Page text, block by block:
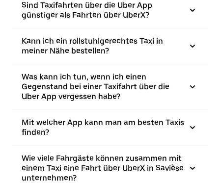
Sind Taxifahrten über die Uber App
günstiger als Fahrten über UberX?
Kann ich ein rollstuhlgerechtes Taxi in
meiner Nähe bestellen?
Was kann ich tun, wenn ich einen
Gegenstand bei einer Taxifahrt über die
Uber App vergessen habe?
Mit welcher App kann man am besten Taxis
finden?
Wie viele Fahrgäste können zusammen mit
einem Taxi eine Fahrt über UberX in Savièse
unternehmen?